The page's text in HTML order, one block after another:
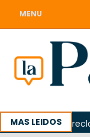
MENU
MAS LEIDOS
Odarda reclamó